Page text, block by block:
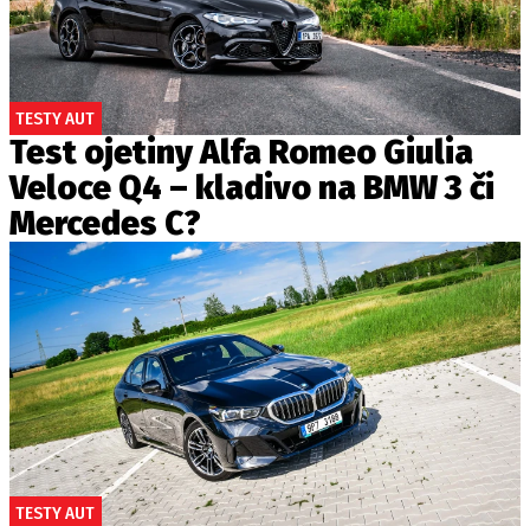
TESTY AUT
Test ojetiny Alfa Romeo Giulia
Veloce Q4 – kladivo na BMW 3 či
Mercedes C?
TESTY AUT